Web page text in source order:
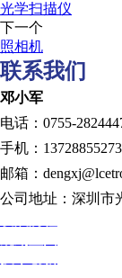
光学扫描仪
下一个
照相机
联系我们
邓小军
电话：0755-
手机：13728855273
邮箱：
公司地址：深圳市